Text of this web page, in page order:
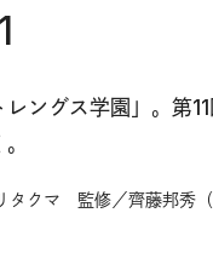
ングス学園」。第
クマ 監修／齊藤邦秀（